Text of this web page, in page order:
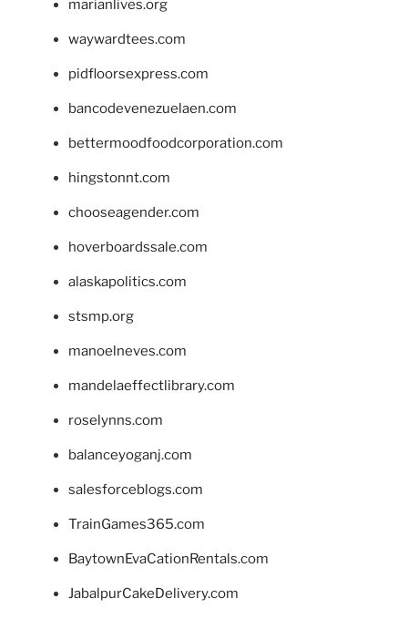
marianlives.org
waywardtees.com
pidfloorsexpress.com
bancodevenezuelaen.com
bettermoodfoodcorporation.com
hingstonnt.com
chooseagender.com
hoverboardssale.com
alaskapolitics.com
stsmp.org
manoelneves.com
mandelaeffectlibrary.com
roselynns.com
balanceyoganj.com
salesforceblogs.com
TrainGames365.com
BaytownEvaCationRentals.com
JabalpurCakeDelivery.com